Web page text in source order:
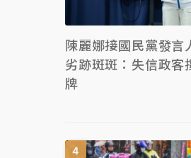
陳麗娜接國民黨發言
劣跡斑斑：失信政客
牌